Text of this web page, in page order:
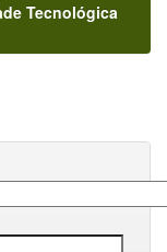
Tecnológica